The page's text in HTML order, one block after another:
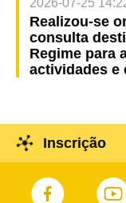
Realizou-se
consulta
Regime para
actividades e
Inscrição